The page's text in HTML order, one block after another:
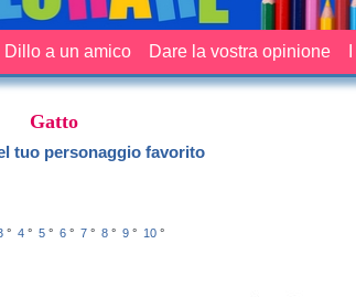
Dillo a un amico Dare la vostra opinione
Gatto
tuo personaggio favorito
° 4 ° 5 ° 6 ° 7 ° 8 ° 9 ° 10 °